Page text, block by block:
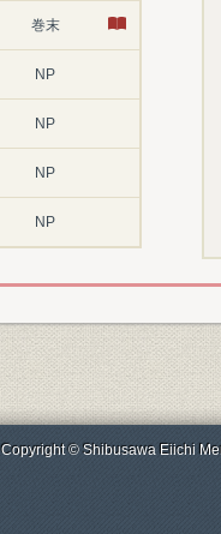
巻末
NP
NP
NP
NP
Copyright © Shibusawa Eiichi